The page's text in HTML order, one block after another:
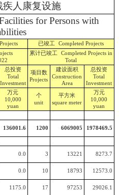
人康复设施
for Persons with
已竣工 Completed Projects
累计已竣工 Completed Projects in
Total
总投资
Total
Investment
项目数
Projects
建设面积
Construction
Area
总投资
Total
Investment
万元
10,000
yuan
个
unit
平方米
square meter
万元
10,000
yuan
136001.6 1200 6069005 1978469.5
0.0 3 13221 8273.7
0.0 10 18793 12573.0
1175.0 17 97253 29026.1